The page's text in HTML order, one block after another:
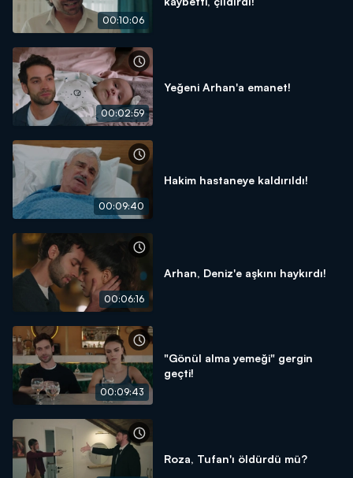
00:10:06
00:02:59
Yeğeni Arhan'a emanet!
00:09:40
Hakim hastaneye kaldırıldı!
00:06:16
Arhan, Deniz'e aşkını haykırdı!
00:09:43
"Gönül alma yemeği" gergin
geçti!
Roza, Tufan'ı öldürdü mü?